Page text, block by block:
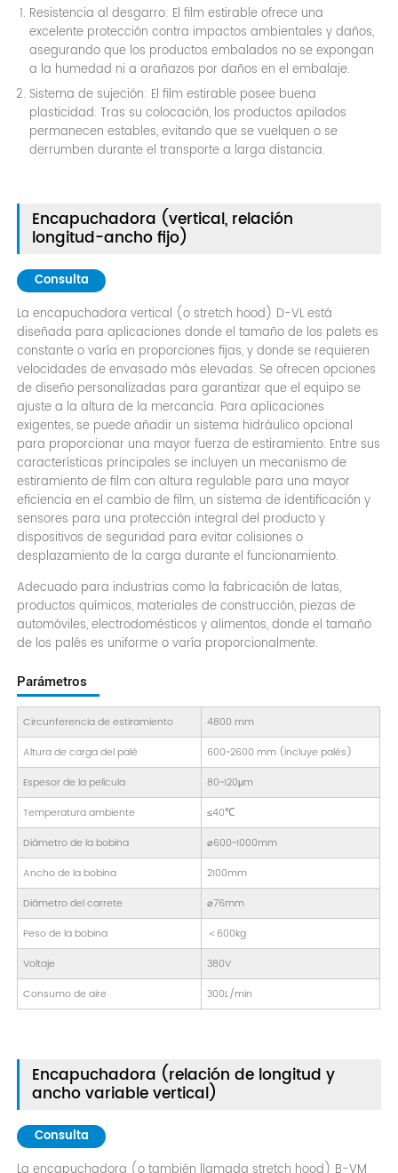
Resistencia al desgarro: El film estirable ofrece una
excelente protección contra impactos ambientales y daños,
asegurando que los productos embalados no se expongan
a la humedad ni a arañazos por daños en el embalaje.
Sistema de sujeción: El film estirable posee buena
plasticidad. Tras su colocación, los productos apilados
permanecen estables, evitando que se vuelquen o se
derrumben durante el transporte a larga distancia.
Encapuchadora (vertical, relación
longitud-ancho fijo)
Consulta
La encapuchadora vertical (o stretch hood) D-VL está
diseñada para aplicaciones donde el tamaño de los palets es
constante o varía en proporciones fijas, y donde se requieren
velocidades de envasado más elevadas. Se ofrecen opciones
de diseño personalizadas para garantizar que el equipo se
ajuste a la altura de la mercancía. Para aplicaciones
exigentes, se puede añadir un sistema hidráulico opcional
para proporcionar una mayor fuerza de estiramiento. Entre sus
características principales se incluyen un mecanismo de
estiramiento de film con altura regulable para una mayor
eficiencia en el cambio de film, un sistema de identificación y
sensores para una protección integral del producto y
dispositivos de seguridad para evitar colisiones o
desplazamiento de la carga durante el funcionamiento.
Adecuado para industrias como la fabricación de latas,
productos químicos, materiales de construcción, piezas de
automóviles, electrodomésticos y alimentos, donde el tamaño
de los palés es uniforme o varía proporcionalmente.
Parámetros
Circunferencia de estiramiento
4800 mm
Altura de carga del palé
600~2600 mm (incluye palés)
Espesor de la película
80~120μm
Temperatura ambiente
≤40℃
Diámetro de la bobina
⌀600~1000mm
Ancho de la bobina
2100mm
Diámetro del carrete
⌀76mm
Peso de la bobina
＜600kg
Voltaje
380V
Consumo de aire
300L/min
Encapuchadora (relación de longitud y
ancho variable vertical)
Consulta